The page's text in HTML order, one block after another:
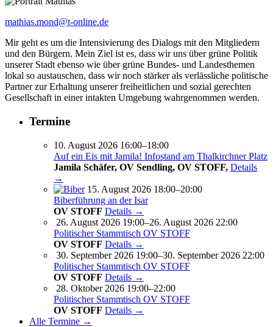
mathias.mond@t-online.de
Mir geht es um die Intensivierung des Dialogs mit den Mitgliedern
und den Bürgern. Mein Ziel ist es, dass wir uns über grüne Politik
unserer Stadt ebenso wie über grüne Bundes- und Landesthemen
lokal so austauschen, dass wir noch stärker als verlässliche politische
Partnerzur Erhaltung unserer freiheitlichen und sozial gerechten
Gesellschaft in einer intakten Umgebung wahrgenommen werden.
Termine
10. August 2026 16:00–18:00
Auf ein Eis mit Jamila! Infostand am Thalkirchner Platz
Jamila Schäfer, OV Sendling, OV STOFF, Details
→
15. August 2026 18:00–20:00
Biberführung an der Isar
OV STOFF Details →
26. August 2026 19:00–26. August 2026 22:00
Politischer Stammtisch OV STOFF
OV STOFF Details →
30. September 2026 19:00–30. September 2026 22:00
Politischer Stammtisch OV STOFF
OV STOFF Details →
28. Oktober 2026 19:00–22:00
Politischer Stammtisch OV STOFF
OV STOFF Details →
Alle Termine →